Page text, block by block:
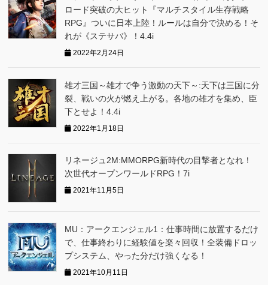
ロード突破の大ヒット『マルチスタイル生存戦略
RPG』ついに日本上陸！ルールは自分で決める！そ
れが《ステサバ》！4.4i
2022年2月24日
雄才三国～雄才で争う激動の天下～:天下は三国に分
裂、戦いの火が燃え上がる。各地の雄才を集め、臣
下とせよ！4.4i
2022年1月18日
リネージュ2M:MMORPG新時代の目撃者となれ！
次世代オープンワールドRPG！7i
2021年11月5日
MU：アークエンジェル1：仕事時間に放置するだけ
で、仕事終わりに経験値を楽々回収！全装備ドロッ
プシステム、やった分だけ強くなる！
2021年10月11日